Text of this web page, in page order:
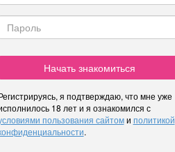
Начать знакомиться
я подтверждаю, что мне уже
18 лет и я ознакомился с
пользования сайтоми политикой
.